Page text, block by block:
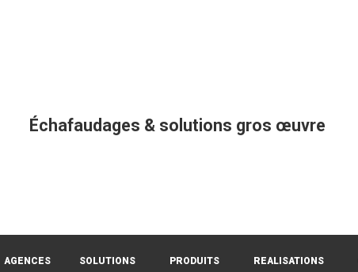
Échafaudages & solutions gros œuvre
AGENCES SOLUTIONS PRODUITS REALISATIONS